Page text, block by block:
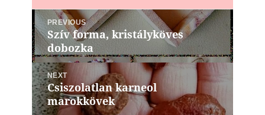
Bejegyzés
navigáció
PREVIOUS
Previous
post:
Szív forma, kristályköves
dobozka
NEXT
Next
post:
Csiszolatlan karneol
marokkövek